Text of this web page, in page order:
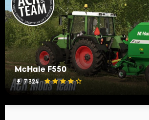
McHale F550
7 324